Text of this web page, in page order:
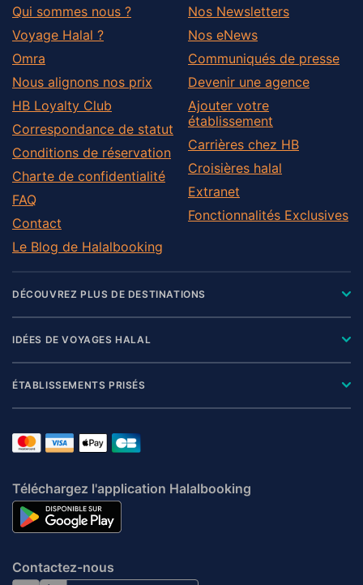
Qui sommes nous ?
Voyage Halal ?
Omra
Nous alignons nos prix
HB Loyalty Club
Correspondance de statut
Conditions de réservation
Charte de confidentialité
FAQ
Contact
Le Blog de Halalbooking
Nos Newsletters
Nos eNews
Communiqués de presse
Devenir une agence
Ajouter votre
établissement
Carrières chez HB
Croisières halal
Extranet
Fonctionnalités Exclusives
DÉCOUVREZ PLUS DE DESTINATIONS
IDÉES DE VOYAGES HALAL
ÉTABLISSEMENTS PRISÉS
Téléchargez l'application Halalbooking
Contactez-nous